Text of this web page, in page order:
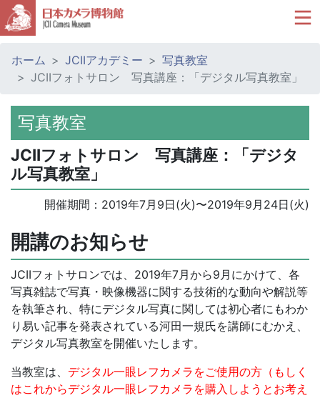
ホーム JCIIアカデミー
写真教室
JCIIフォトサロン 写真講座：「デジタル写真教室」
写真教室
JCIIフォトサロン 写真講座：「デジタ
ル写真教室」
開催期間： 2019年7月9日(火)〜2019年9月24日(火)
開講のお知らせ
JCIIフォトサロンでは、2019年7月から9月にかけて、各
写真雑誌で写真・映像機器に関する技術的な動向や解説等
を執筆され、特にデジタル写真に関しては初心者にもわか
り易い記事を発表されている河田一規氏を講師にむかえ、
デジタル写真教室を開催いたします。
当教室は、 デジタル一眼レフカメラをご使用の方（もしく
はこれからデジタル一眼レフカメラを購入しようとお考え